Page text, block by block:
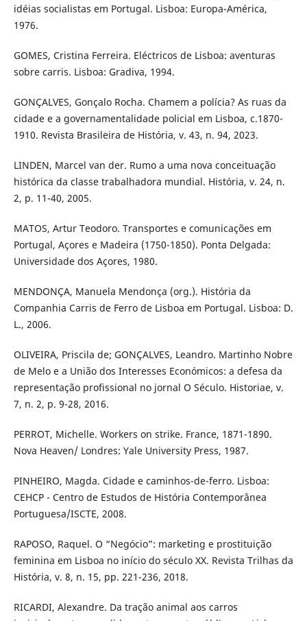
idéias socialistas em Portugal. Lisboa: Europa-América,
1976.
GOMES, Cristina Ferreira. Eléctricos de Lisboa: aventuras
sobre carris. Lisboa: Gradiva, 1994.
GONÇALVES, Gonçalo Rocha. Chamem a polícia? As ruas da
cidade e a governamentalidade policial em Lisboa, c.1870-
1910. Revista Brasileira de História, v. 43, n. 94, 2023.
LINDEN, Marcel van der. Rumo a uma nova conceituação
histórica da classe trabalhadora mundial. História, v. 24, n.
2, p. 11-40, 2005.
MATOS, Artur Teodoro. Transportes e comunicações em
Portugal, Açores e Madeira (1750-1850). Ponta Delgada:
Universidade dos Açores, 1980.
MENDONÇA, Manuela Mendonça (org.). História da
Companhia Carris de Ferro de Lisboa em Portugal. Lisboa: D.
L., 2006.
OLIVEIRA, Priscila de; GONÇALVES, Leandro. Martinho Nobre
de Melo e a União dos Interesses Económicos: a defesa da
representação profissional no jornal O Século. Historiae, v.
7, n. 2, p. 9-28, 2016.
PERROT, Michelle. Workers on strike. France, 1871-1890.
Nova Heaven/ Londres: Yale University Press, 1987.
PINHEIRO, Magda. Cidade e caminhos-de-ferro. Lisboa:
CEHCP - Centro de Estudos de História Contemporânea
Portuguesa/ISCTE, 2008.
RAPOSO, Raquel. O “Negócio”: marketing e prostituição
feminina em Lisboa no início do século XX. Revista Trilhas da
História, v. 8, n. 15, pp. 221-236, 2018.
RICARDI, Alexandre. Da tração animal aos carros